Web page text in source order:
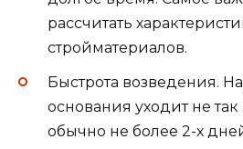
рассчитать
стройматериалов.
Быстрота возведения. На
основания уходит не
обычно не более 2-х